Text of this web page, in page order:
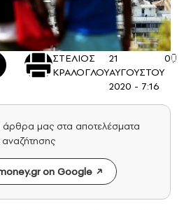
ΣΤΕΛΙΟΣ
ΚΡΑΛΟΓΛΟΥ
21
ΑΥΓΟΥΣΤΟΥ
2020 - 7:16
0
άρθρα μας στα αποτελέσματα
αναζήτησης
on Google